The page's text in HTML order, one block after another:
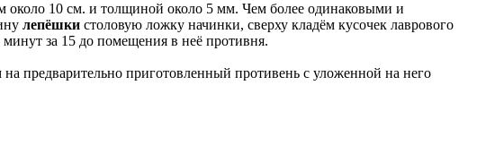
около 10 см. и толщиной около 5 мм. Чем более одинаковыми и
лепёшки столовую ложку начинки, сверху кладём кусочек лаврового
за 15 до помещения в неё противня.
предварительно приготовленный противень с уложенной на него